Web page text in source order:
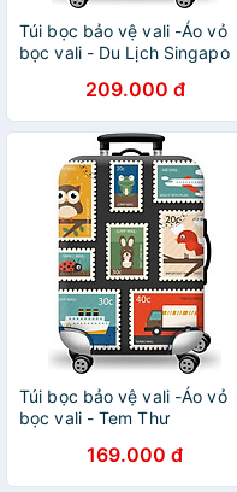
Túi bọc bảo vệ vali -Áo vỏ
bọc vali - Du Lịch Singapo
209.000 đ
Túi bọc bảo vệ vali -Áo vỏ
bọc vali - Tem Thư
169.000 đ